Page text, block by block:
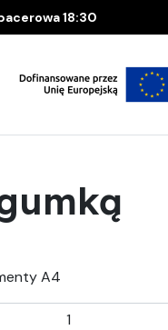
18:30
A4